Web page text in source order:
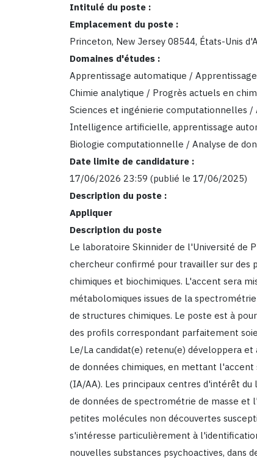
Intitulé du poste :
Emplacement du poste :
Princeton, New Jersey 08544, États-Unis
Domaines d'études :
Apprentissage automatique /
Chimie analytique / Progrès actuels en
Sciences et ingénierie computationnelles /
Intelligence artificielle, apprentissage
Biologie computationnelle / Analyse de
Date limite de candidature :
17/06/2026 23:59 (publié le 17/06/2025)
Description du poste :
Appliquer
Description du poste
Le laboratoire Skinnider de l'Université de
chercheur confirmé pour travailler sur des
chimiques et biochimiques. L'accent sera
métabolomiques issues de la
de structures chimiques. Le poste est à
des profils correspondant parfaitement
Le/La candidat(e) retenu(e) développera
de données chimiques, en mettant
(IA/AA). Les principaux centres d'intérêt
de données de spectrométrie de masse
petites molécules non découvertes
s'intéresse particulièrement à
nouvelles substances psychoactives, dans